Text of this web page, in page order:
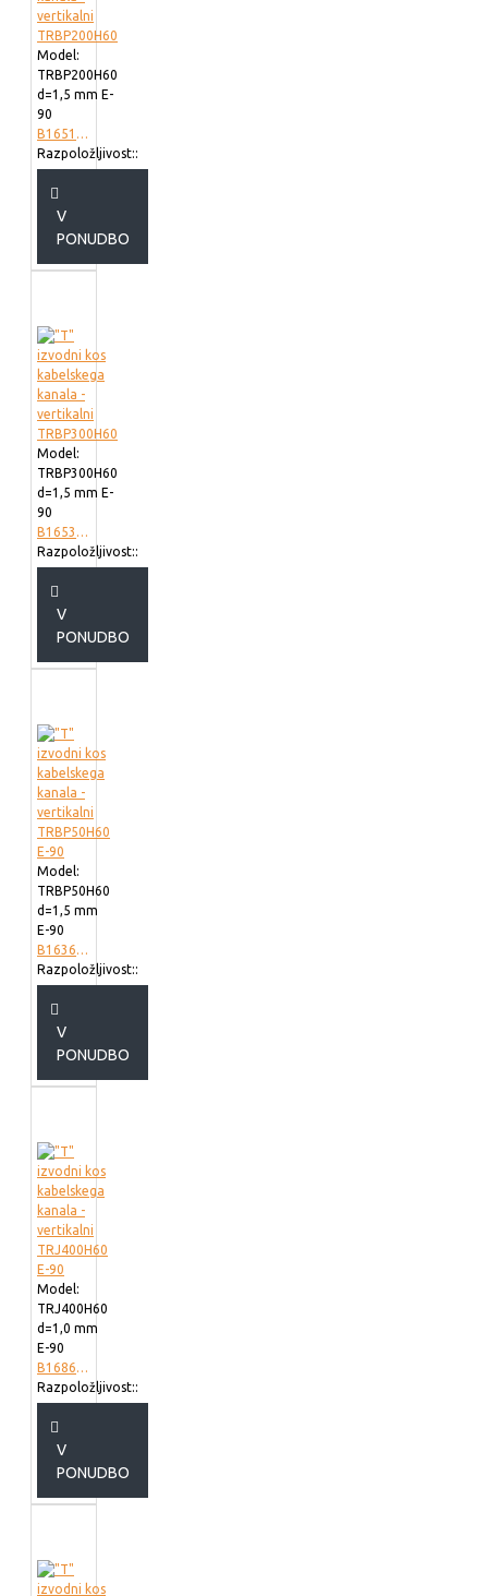
Model:
TRBP200H60
d=1,5 mm E-
90
B165102
Razpoložljivost::
V
PONUDBO
Model:
TRBP300H60
d=1,5 mm E-
90
B165302
Razpoložljivost::
V
PONUDBO
Model:
TRBP50H60
d=1,5 mm
E-90
B163623
Razpoložljivost::
V
PONUDBO
Model:
TRJ400H60
d=1,0 mm
E-90
B168640
Razpoložljivost::
V
PONUDBO